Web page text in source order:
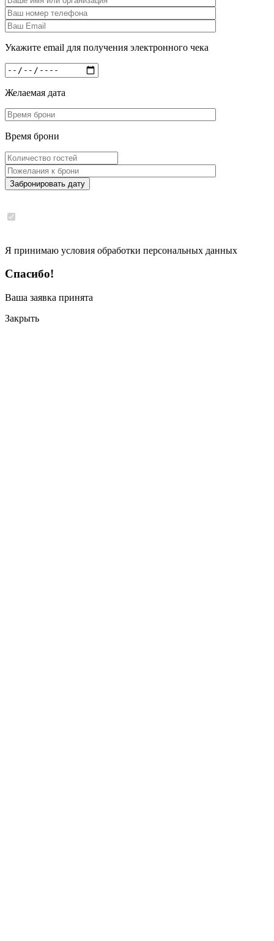
Укажите email для получения электронного чека
Желаемая дата
Время брони
Забронировать дату
Я принимаю условия обработки персональных данных
Спасибо!
Ваша заявка принята
Закрыть